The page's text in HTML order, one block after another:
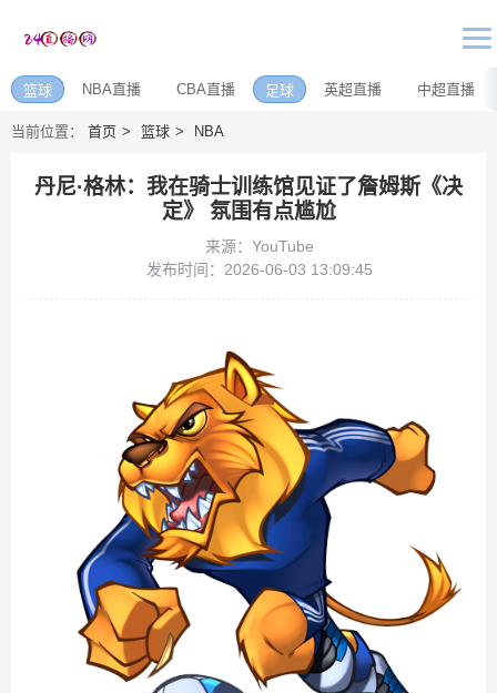
篮球 NBA直播 CBA直播 足球 英超直播 中超直播
当前位置： 首页 篮球 NBA
丹尼·格林：我在骑士训练馆见证了詹姆斯《决
定》 氛围有点尴尬
来源：YouTube
发布时间：2026-06-03 13:09:45